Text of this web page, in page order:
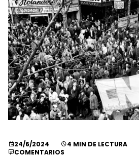
24/6/2024 4 MIN DE LECTURA
COMENTARIOS